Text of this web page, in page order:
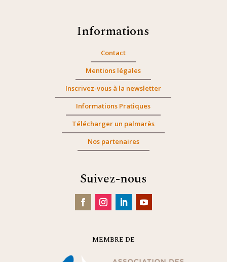
Informations
Contact
Mentions légales
Inscrivez-vous à la newsletter
Informations Pratiques
Télécharger un palmarès
Nos partenaires
Suivez-nous
MEMBRE DE